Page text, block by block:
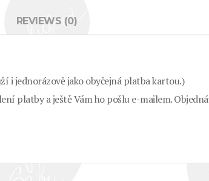
REVIEWS (0)
i jednorázově jako obyčejná platba kartou.)
platby a ještě Vám ho pošlu e-mailem.